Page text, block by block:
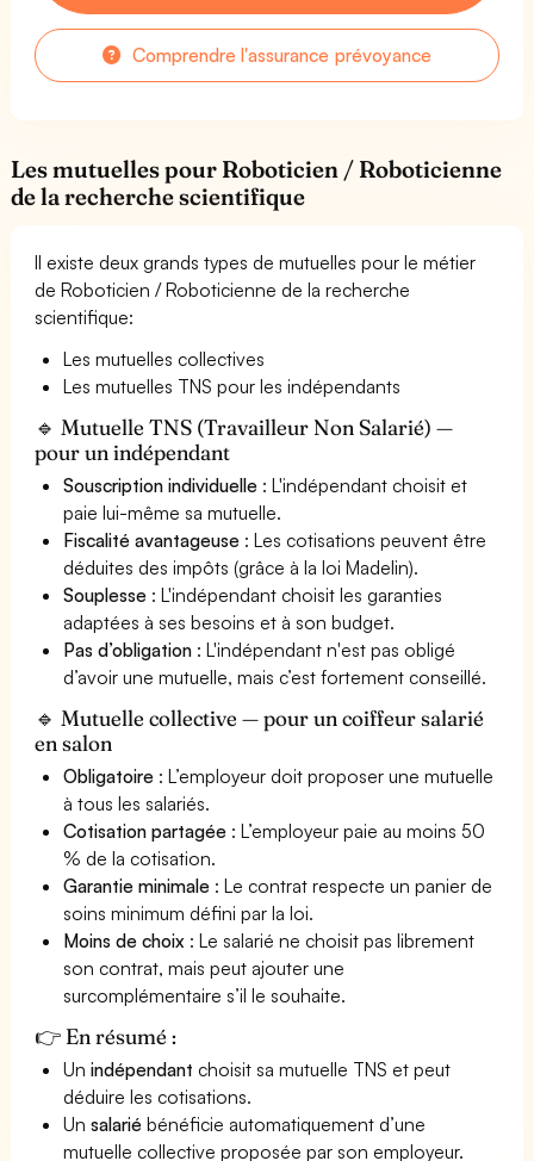
Comprendre l'assurance prévoyance
Les mutuelles pour Roboticien / Roboticienne
de la recherche scientifique
Il existe deux grands types de mutuelles pour le métier
de Roboticien / Roboticienne de la recherche
scientifique:
Les mutuelles collectives
Les mutuelles TNS pour les indépendants
🔹 Mutuelle TNS (Travailleur Non Salarié) —
pour un indépendant
Souscription individuelle : L'indépendant choisit et
paie lui-même sa mutuelle.
Fiscalité avantageuse : Les cotisations peuvent être
déduites des impôts (grâce à la loi Madelin).
Souplesse : L'indépendant choisit les garanties
adaptées à ses besoins et à son budget.
Pas d’obligation : L'indépendant n'est pas obligé
d’avoir une mutuelle, mais c’est fortement conseillé.
🔹 Mutuelle collective — pour un coiffeur salarié
en salon
Obligatoire : L’employeur doit proposer une mutuelle
à tous les salariés.
Cotisation partagée : L’employeur paie au moins 50
% de la cotisation.
Garantie minimale : Le contrat respecte un panier de
soins minimum défini par la loi.
Moins de choix : Le salarié ne choisit pas librement
son contrat, mais peut ajouter une
surcomplémentaire s’il le souhaite.
👉 En résumé :
Unindépendant choisit sa mutuelle TNS et peut
déduire les cotisations.
Unsalarié bénéficie automatiquement d’une
mutuelle collective proposée par son employeur.